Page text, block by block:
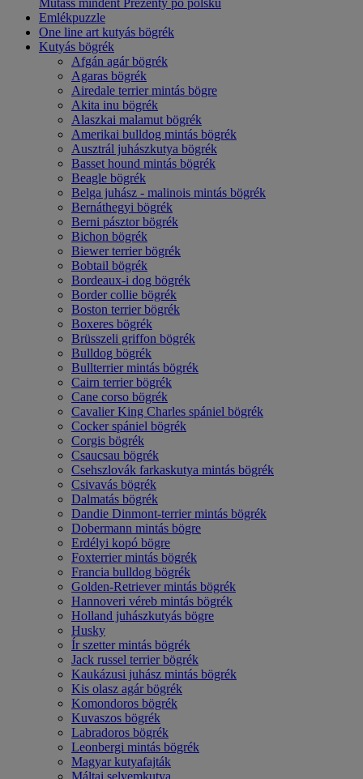
Mutass mindent Prezenty po polsku
Emlékpuzzle
One line art kutyás bögrék
Kutyás bögrék
Afgán agár bögrék
Agaras bögrék
Airedale terrier mintás bögre
Akita inu bögrék
Alaszkai malamut bögrék
Amerikai bulldog mintás bögrék
Ausztrál juhászkutya bögrék
Basset hound mintás bögrék
Beagle bögrék
Belga juhász - malinois mintás bögrék
Bernáthegyi bögrék
Berni pásztor bögrék
Bichon bögrék
Biewer terrier bögrék
Bobtail bögrék
Bordeaux-i dog bögrék
Border collie bögrék
Boston terrier bögrék
Boxeres bögrék
Brüsszeli griffon bögrék
Bulldog bögrék
Bullterrier mintás bögrék
Cairn terrier bögrék
Cane corso bögrék
Cavalier King Charles spániel bögrék
Cocker spániel bögrék
Corgis bögrék
Csaucsau bögrék
Csehszlovák farkaskutya mintás bögrék
Csivavás bögrék
Dalmatás bögrék
Dandie Dinmont-terrier mintás bögrék
Dobermann mintás bögre
Erdélyi kopó bögre
Foxterrier mintás bögrék
Francia bulldog bögrék
Golden-Retriever mintás bögrék
Hannoveri véreb mintás bögrék
Holland juhászkutyás bögre
Husky
Ír szetter mintás bögrék
Jack russel terrier bögrék
Kaukázusi juhász mintás bögrék
Kis olasz agár bögrék
Komondoros bögrék
Kuvaszos bögrék
Labradoros bögrék
Leonbergi mintás bögrék
Magyar kutyafajták
Máltai selyemkutya